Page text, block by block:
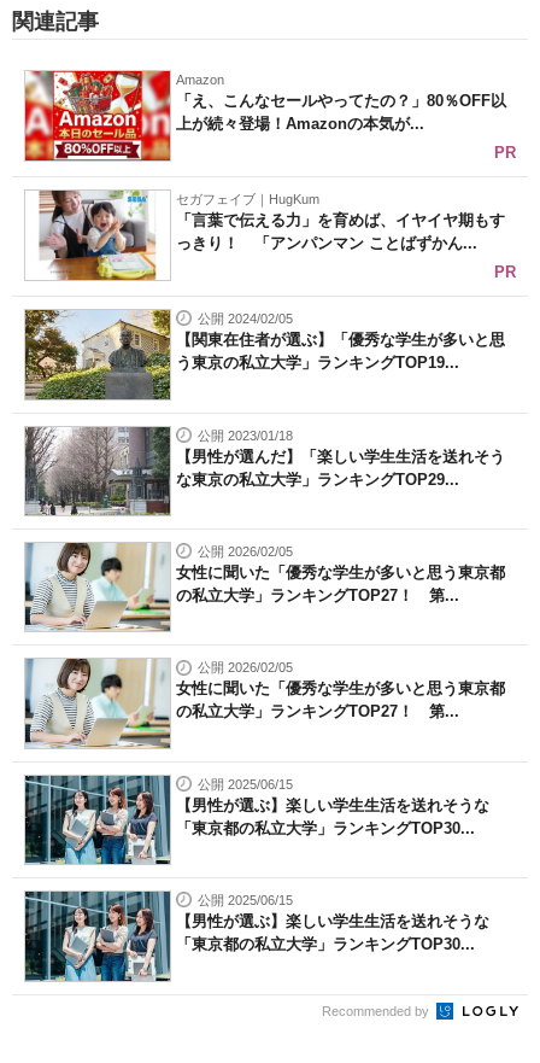
関連記事
Amazon
「え、こんなセールやってたの？」80％OFF以
上が続々登場！Amazonの本気が...
PR
セガフェイブ｜HugKum
「言葉で伝える力」を育めば、イヤイヤ期もす
っきり！ 「アンパンマン ことばずかん...
PR
公開 2024/02/05
【関東在住者が選ぶ】「優秀な学生が多いと思
う東京の私立大学」ランキングTOP19...
公開 2023/01/18
【男性が選んだ】「楽しい学生生活を送れそう
な東京の私立大学」ランキングTOP29...
公開 2026/02/05
女性に聞いた「優秀な学生が多いと思う東京都
の私立大学」ランキングTOP27！ 第...
公開 2026/02/05
女性に聞いた「優秀な学生が多いと思う東京都
の私立大学」ランキングTOP27！ 第...
公開 2025/06/15
【男性が選ぶ】楽しい学生生活を送れそうな
「東京都の私立大学」ランキングTOP30...
公開 2025/06/15
【男性が選ぶ】楽しい学生生活を送れそうな
「東京都の私立大学」ランキングTOP30...
Recommended by